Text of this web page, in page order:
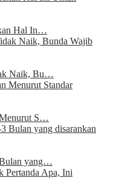
Hal In…
Naik, Bu…
S…
yang…